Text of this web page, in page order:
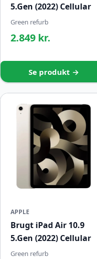
5.Gen (2022) Cellular
Green refurb
2.849 kr.
Se produkt →
APPLE
Brugt iPad Air 10.9
5.Gen (2022) Cellular
Green refurb